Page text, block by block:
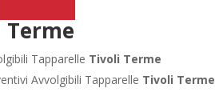
Tapparelle Tivoli Terme
Avvolgibili Tapparelle Tivoli Terme